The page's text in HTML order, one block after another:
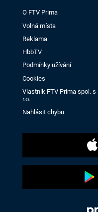
O FTV Prima
Volná místa
Reklama
HbbTV
Podmínky užívání
Cookies
Vlastník FTV Prima spol. s
r.o.
Nahlásit chybu